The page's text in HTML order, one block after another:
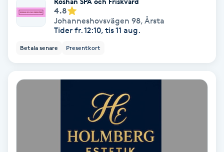
4.8
Johanneshovsvägen 98, Årsta
Tider fr. 12:10, tis 11 aug.
Betala senare Presentkort